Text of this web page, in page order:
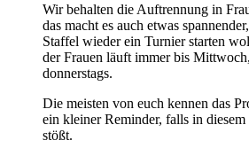
Wir behalten die Auftrennung in
das macht es auch etwas
Staffel wieder ein Turnier starten
der Frauen läuft immer bis
donnerstags.
Die meisten von euch kennen das
ein kleiner Reminder, falls in diesem
stößt.